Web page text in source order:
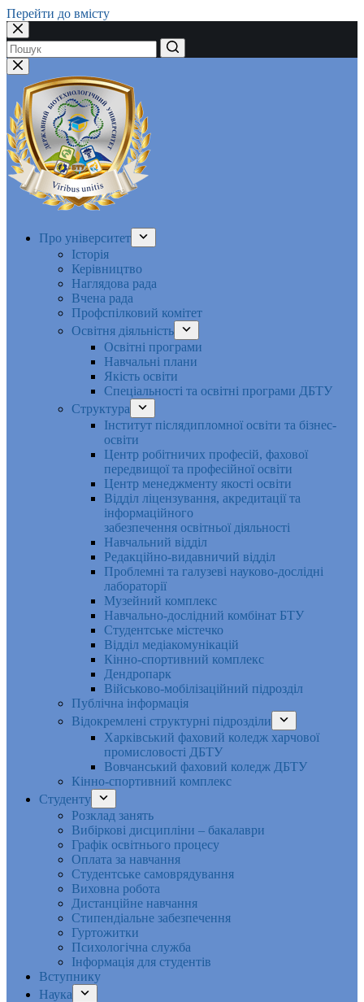
Перейти до вмісту
Немає
результатів
Про університет
Історія
Керівництво
Наглядова рада
Вчена рада
Профспілковий комітет
Освітня діяльність
Освітні програми
Навчальні плани
Якість освіти
Спеціальності та освітні програми ДБТУ
Структура
Інститут післядипломної освіти та бізнес-
освіти
Центр робітничих професій, фахової
передвищої та професійної освіти
Центр менеджменту якості освіти
Відділ ліцензування, акредитації та
інформаційного
забезпечення освітньої діяльності
Навчальний відділ
Редакційно-видавничий відділ
Проблемні та галузеві науково-дослідні
лабораторії
Музейний комплекс
Навчально-дослідний комбінат БТУ
Студентське містечко
Відділ медіакомунікацій
Кінно-спортивний комплекс
Дендропарк
Військово-мобілізаційний підрозділ
Публічна інформація
Відокремлені структурні підрозділи
Харківський фаховий коледж харчової
промисловості ДБТУ
Вовчанський фаховий коледж ДБТУ
Кінно-спортивний комплекс
Студенту
Розклад занять
Вибіркові дисципліни – бакалаври
Графік освітнього процесу
Оплата за навчання
Студентське самоврядування
Виховна робота
Дистанційне навчання
Стипендіальне забезпечення
Гуртожитки
Психологічна служба
Інформація для студентів
Вступнику
Наука